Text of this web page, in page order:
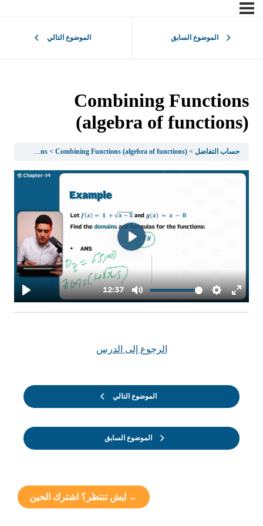
الموضوع السابق الموضوع التالي
Combining Functions
(algebra of functions)
حساب التفاضل 1.2Functions Combining Functions (algebra of functions)
الموضوع السابق
الرجوع إلى الدرس
الموضوع التالي
← ايش تنتظر؟ اشترك الحين